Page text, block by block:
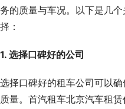
务的质量与车况。以下是几
择：
1. 选择口碑好的公司
选择口碑好的租车公司可以
质量。首汽租车北京汽车租